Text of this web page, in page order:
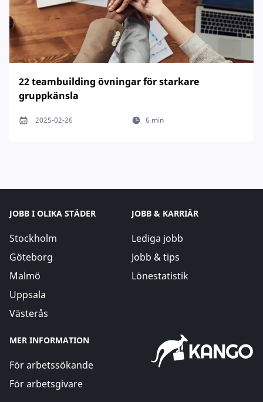
22 teambuilding övningar för starkare
gruppkänsla
2025-02-26 6 min
JOBB I OLIKA STÄDER
Stockholm
Göteborg
Malmö
Uppsala
Västerås
JOBB & KARRIÄR
Lediga jobb
Jobb & tips
Lönestatistik
MER INFORMATION
För arbetssökande
För arbetsgivare